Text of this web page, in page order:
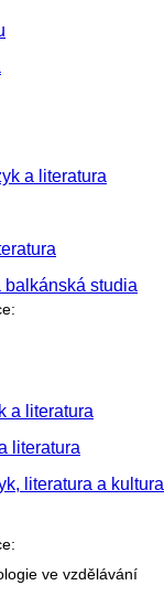
a literatura
studia
a literatura
literatura
literatura a kultura
ve vzdělávání